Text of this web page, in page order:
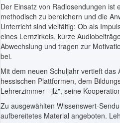
Der Einsatz von Radiosendungen ist
methodisch zu bereichern und die
Unterricht sind vielfältig: Ob als
eines Lernzirkels, kurze
Abwechslung und tragen zur
bei.
Mit dem neuen Schuljahr vertieft
hessischen Plattformen, dem
Lehrerzimmer - jlz", seine
Zu ausgewählten Wissenswert-
aufbereitetes Material angeboten.